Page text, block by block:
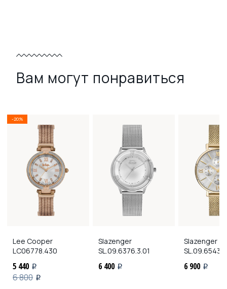
Вам могут понравиться
-20%
Lee Cooper
LC06778.430
5 440 i
6 800 i
Slazenger
SL.09.6376.3.01
6 400 i
Slazenger
6 900 i